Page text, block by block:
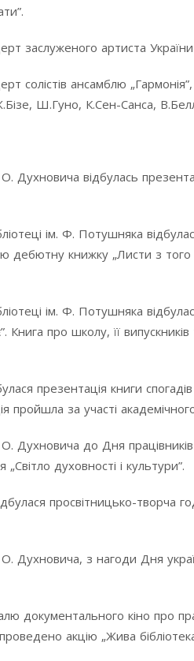
заслуженого артиста
солістів ансамблю
Ш.Гуно, К.Сен-Санса,
О. Духновича відбулась
ім. Ф. Потушняка
книжку „Листи з того
ім. Ф. Потушняка
Книга про школу, її
презентація книги
за участі
О. Духновича до Дня
духовності і культури”.
просвітницько-творча
О. Духновича, з нагоди Дня
документального кіно про
акцію „Жива